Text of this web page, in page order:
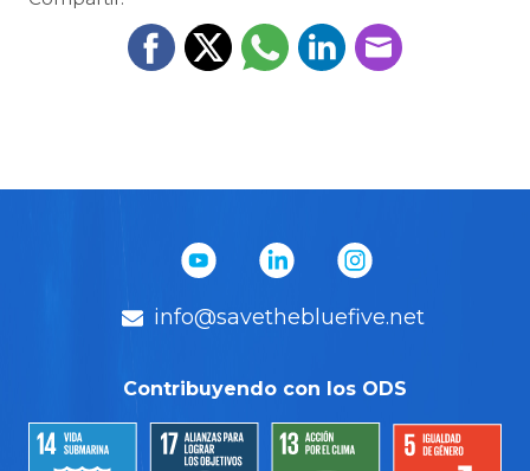
info@savethebluefive.net
Contribuyendo con los ODS